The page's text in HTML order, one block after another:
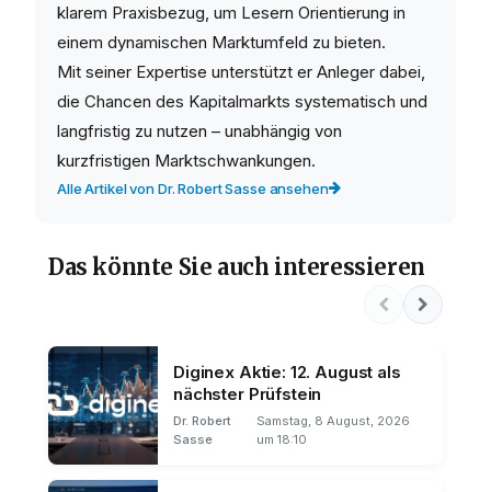
klarem Praxisbezug, um Lesern Orientierung in
einem dynamischen Marktumfeld zu bieten.
Mit seiner Expertise unterstützt er Anleger dabei,
die Chancen des Kapitalmarkts systematisch und
langfristig zu nutzen – unabhängig von
kurzfristigen Marktschwankungen.
Alle Artikel von Dr. Robert Sasse ansehen
Das könnte Sie auch interessieren
Diginex Aktie: 12. August als
nächster Prüfstein
Dr. Robert
Sasse
Samstag, 8 August, 2026
um 18:10